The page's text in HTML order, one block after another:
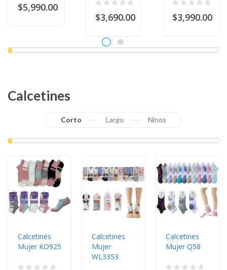
$5,990.00
$3,690.00 $3,990.00
Calcetines
Corto Largo Ninos
Calcetines
Mujer KO925
Calcetines
Mujer
WL3353
Calcetines
Mujer Q58